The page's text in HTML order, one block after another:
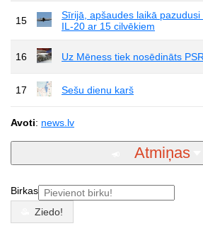
15
Sīrijā, apšaudes laikā
IL-20 ar 15 cilvēkiem
16 Uz Mēness tiek nosēdināts
17 Sešu dienu karš
Avoti: news.lv
Atmiņas
Birkas
Ziedo!